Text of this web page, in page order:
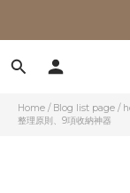
Home / Blog list page /
整理原則、9項收納神器